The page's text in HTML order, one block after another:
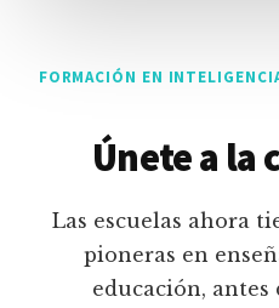
FORMACIÓN EN
Únete a la
Las escuelas ahora
pioneras en
educación,